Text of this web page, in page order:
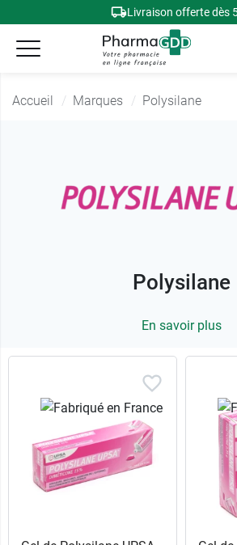
Livraison offerte dès
Accueil Marques Polysilane
Polysilane
En savoir plus